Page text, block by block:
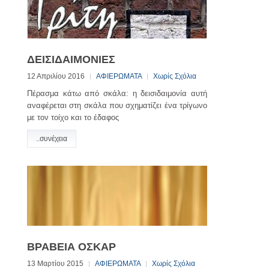
ΔΕΙΣΙΔΑΙΜΟΝΙΕΣ
12 Απριλίου 2016 ΑΦΙΕΡΩΜΑΤΑ Χωρίς Σχόλια
Πέρασμα κάτω από σκάλα: η δεισιδαιμονία αυτή
αναφέρεται στη σκάλα που σχηματίζει ένα τρίγωνο
με τον τοίχο και το έδαφος
..συνέχεια
ΒΡΑΒΕΙΑ ΟΣΚΑΡ
13 Μαρτίου 2015 ΑΦΙΕΡΩΜΑΤΑ Χωρίς Σχόλια